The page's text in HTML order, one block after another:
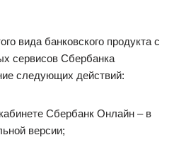
вида банковского продукта с
сервисов Сбербанка
следующих действий:
Сбербанк Онлайн – в
версии;